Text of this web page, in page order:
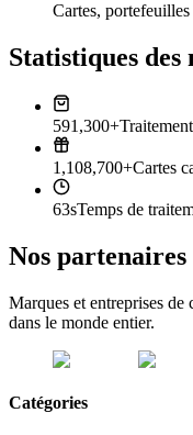
Cartes,
Statistiques des
591,300+
1,108,700+Cartes
63sTemps de
Nos partenaires
Marques et entreprises
dans le monde entier.
Catégories